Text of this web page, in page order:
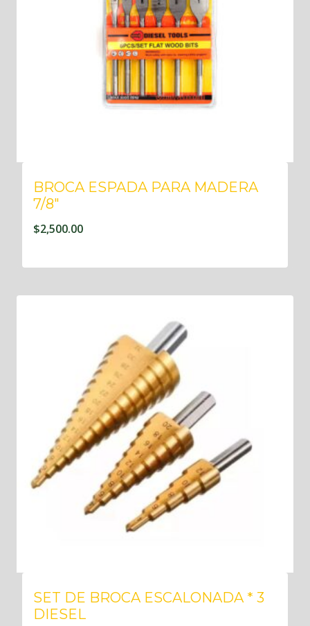
BROCA ESPADA PARA MADERA
7/8″
$2,500.00
SET DE BROCA ESCALONADA * 3
DIESEL